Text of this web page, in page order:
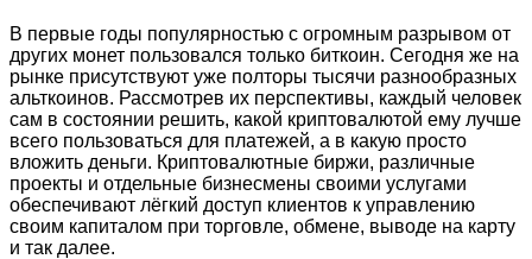
В первые годы популярностью с огромным разрывом от
других монет пользовался только биткоин. Сегодня же на
рынке присутствуют уже полторы тысячи разнообразных
альткоинов. Рассмотрев их перспективы, каждый человек
сам в состоянии решить, какой криптовалютой ему лучше
всего пользоваться для платежей, а в какую просто
вложить деньги. Криптовалютные биржи, различные
проекты и отдельные бизнесмены своими услугами
обеспечивают лёгкий доступ клиентов к управлению
своим капиталом при торговле, обмене, выводе на карту
и так далее.